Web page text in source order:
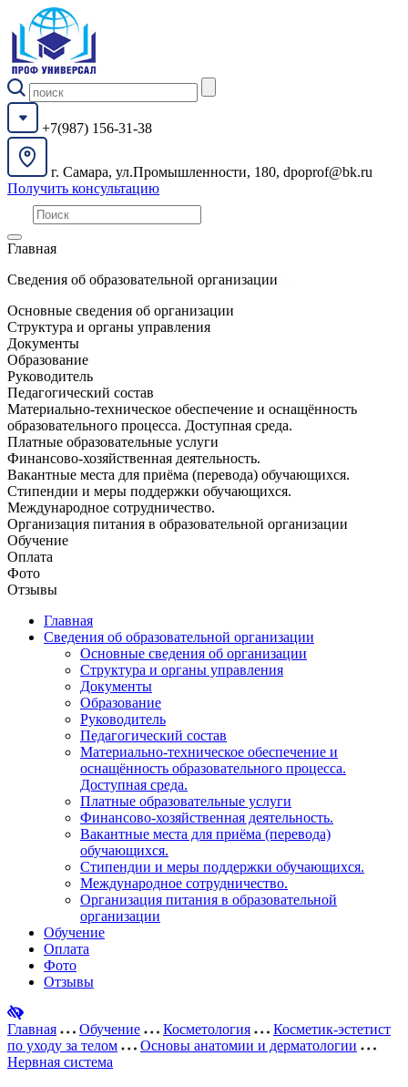
+7(987) 156-31-38
г. Самара, ул.Промышленности, 180, dpoprof@bk.ru
Получить консультацию
Главная
Сведения об образовательной организации
Основные сведения об организации
Структура и органы управления
Документы
Образование
Руководитель
Педагогический состав
Материально-техническое обеспечение и оснащённость
образовательного процесса. Доступная среда.
Платные образовательные услуги
Финансово-хозяйственная деятельность.
Вакантные места для приёма (перевода) обучающихся.
Стипендии и меры поддержки обучающихся.
Международное сотрудничество.
Организация питания в образовательной организации
Обучение
Оплата
Фото
Отзывы
Главная
Сведения об образовательной организации
Основные сведения об организации
Структура и органы управления
Документы
Образование
Руководитель
Педагогический состав
Материально-техническое обеспечение и
оснащённость образовательного процесса.
Доступная среда.
Платные образовательные услуги
Финансово-хозяйственная деятельность.
Вакантные места для приёма (перевода)
обучающихся.
Стипендии и меры поддержки обучающихся.
Международное сотрудничество.
Организация питания в образовательной
организации
Обучение
Оплата
Фото
Отзывы
Главная Обучение Косметология
Косметик-эстетист
по уходу за телом
Основы анатомии и дерматологии
Нервная система